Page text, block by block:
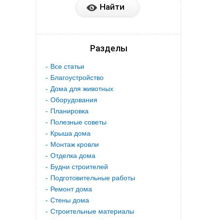
Разделы
Все статьи
Благоустройство
Дома для животных
Оборудования
Планировка
Полезные советы
Крыша дома
Монтаж кровли
Отделка дома
Будни строителей
Подготовительные работы
Ремонт дома
Стены дома
Строительные материалы